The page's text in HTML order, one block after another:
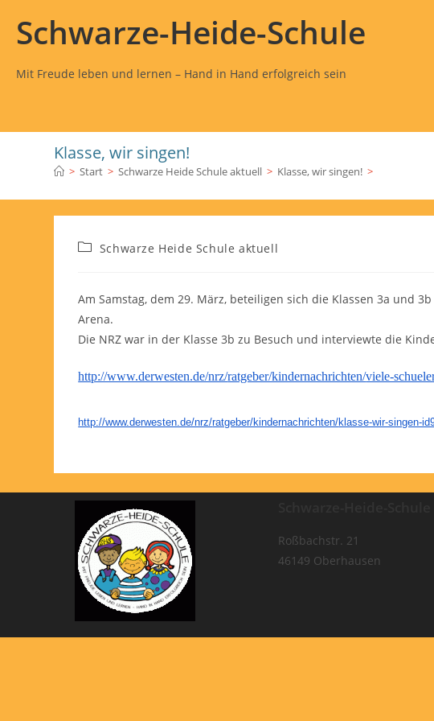
Schwarze-Heide-Schule
Mit Freude leben und lernen – Hand in Hand erfolgreich sein
Klasse, wir singen!
> Start > Schwarze Heide Schule aktuell > Klasse, wir singen! >
Schwarze Heide Schule aktuell
Am Samstag, dem 29. März, beteiligen sich die Klassen 3a und
Arena.
Die NRZ war in der Klasse 3b zu Besuch und interviewte die
http://www.derwesten.de/nrz/ratgeber/kindernachrichten/viele-
http://www.derwesten.de/nrz/ratgeber/kindernachrichten/klasse-wir-singen-
Roßbachstr. 21
46149 Oberhausen